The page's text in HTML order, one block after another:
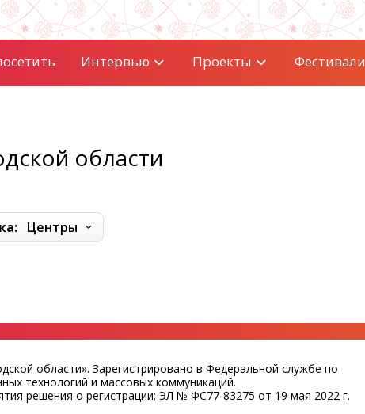
Интервью Проекты Фестивали
области
Центры
области». Зарегистрировано в Федеральной службе по
технологий и массовых коммуникаций.
решения о регистрации: ЭЛ № ФС77-83275 от 19 мая 2022 г.